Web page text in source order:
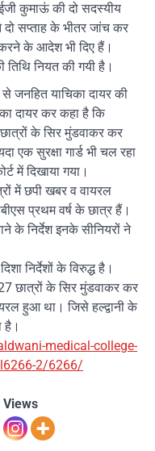
कुमाऊं की दो सदस्यीय
सप्ताह के भीतर जांच कर
के आदेश भी दिए हैं।
तिथि नियत की गयी है।
से जनहित याचिका दायर की
दायर कर कहा है कि
के सिर मुंडवाकर कर
एक सुरक्षा गार्ड भी चल रहा
में दिखाया गया।
में छपी खबर व वायरल
प्रथम वर्ष के छात्र हैं।
के निर्देश इनके सीनियरों ने
निर्देशों के विरुद्ध है।
छात्रों के सिर मुंडवाकर कर
हुआ था। जिसे हल्द्वानी के
है।
medical-college-
2/6266/
Views